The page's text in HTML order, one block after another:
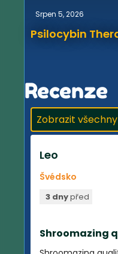
Srpen 5, 2026
Psilocybin
Recenze
Zobrazit všechny
Leo
Švédsko
3 dnypřed
Shroomazing